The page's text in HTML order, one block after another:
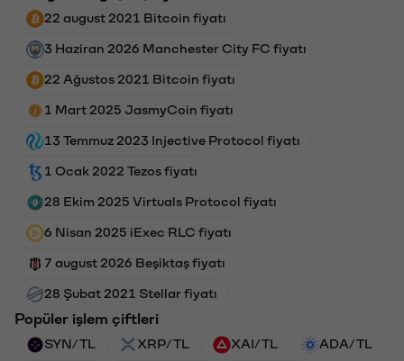
22 august 2021 Bitcoin fiyatı
3 Haziran 2026 Manchester City FC fiyatı
22 Ağustos 2021 Bitcoin fiyatı
1 Mart 2025 JasmyCoin fiyatı
13 Temmuz 2023 Injective Protocol fiyatı
1 Ocak 2022 Tezos fiyatı
28 Ekim 2025 Virtuals Protocol fiyatı
6 Nisan 2025 iExec RLC fiyatı
7 august 2026 Beşiktaş fiyatı
28 Şubat 2021 Stellar fiyatı
Popüler işlem çiftleri
SYN/TL XRP/TL XAI/TL ADA/TL